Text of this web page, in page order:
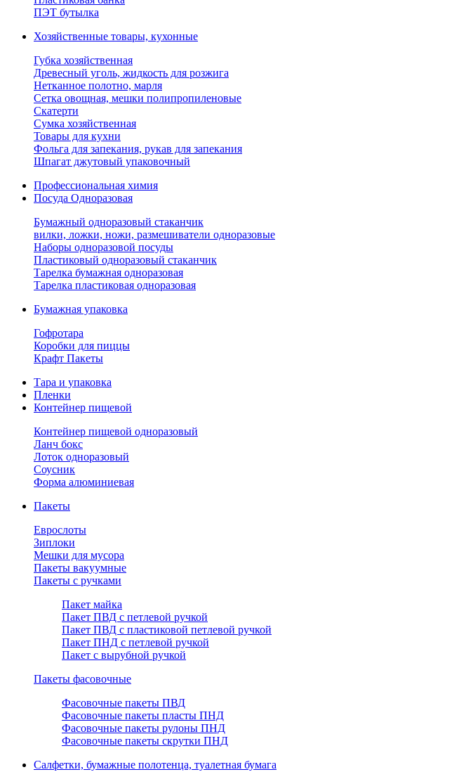
ПЭТ бутылка
Хозяйственные товары, кухонные
Губка хозяйственная
Древесный уголь, жидкость для розжига
Нетканное полотно, марля
Сетка овощная, мешки полипропиленовые
Скатерти
Сумка хозяйственная
Товары для кухни
Фольга для запекания, рукав для запекания
Шпагат джутовый упаковочный
Профессиональная химия
Посуда Одноразовая
Бумажный одноразовый стаканчик
вилки, ложки, ножи, размешиватели одноразовые
Наборы одноразовой посуды
Пластиковый одноразовый стаканчик
Тарелка бумажная одноразовая
Тарелка пластиковая одноразовая
Бумажная упаковка
Гофротара
Коробки для пиццы
Крафт Пакеты
Тара и упаковка
Пленки
Контейнер пищевой
Контейнер пищевой одноразовый
Ланч бокс
Лоток одноразовый
Соусник
Форма алюминиевая
Пакеты
Еврослоты
Зиплоки
Мешки для мусора
Пакеты вакуумные
Пакеты с ручками
Пакет майка
Пакет ПВД с петлевой ручкой
Пакет ПВД с пластиковой петлевой ручкой
Пакет ПНД с петлевой ручкой
Пакет с вырубной ручкой
Пакеты фасовочные
Фасовочные пакеты ПВД
Фасовочные пакеты пласты ПНД
Фасовочные пакеты рулоны ПНД
Фасовочные пакеты скрутки ПНД
Салфетки, бумажные полотенца, туалетная бумага